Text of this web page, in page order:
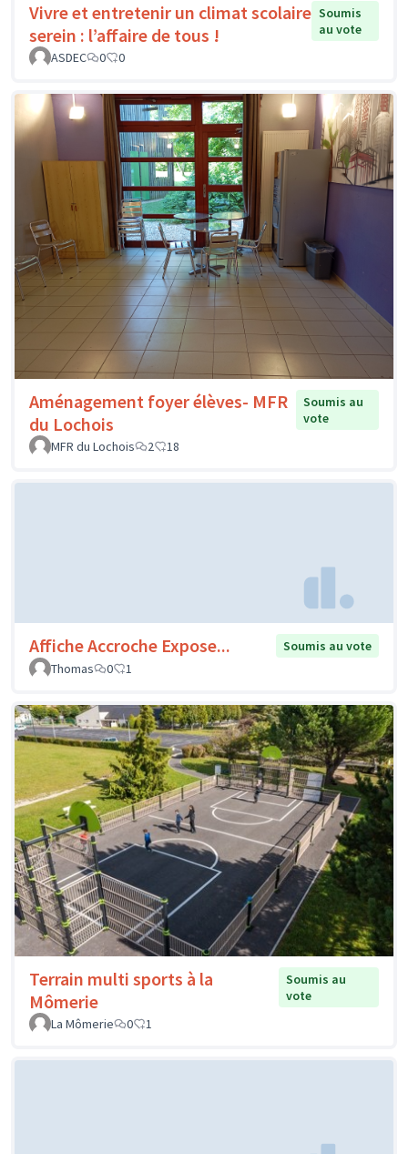
Vivre et entretenir un climat scolaire
serein : l’affaire de tous !
Soumis
au vote
ASDEC
0 0
Aménagement foyer élèves- MFR
du Lochois
Soumis au
vote
MFR du Lochois
2 18
Affiche Accroche Expose...
Soumis au vote
Thomas
0 1
Terrain multi sports à la
Mômerie
Soumis au
vote
La Mômerie
0 1